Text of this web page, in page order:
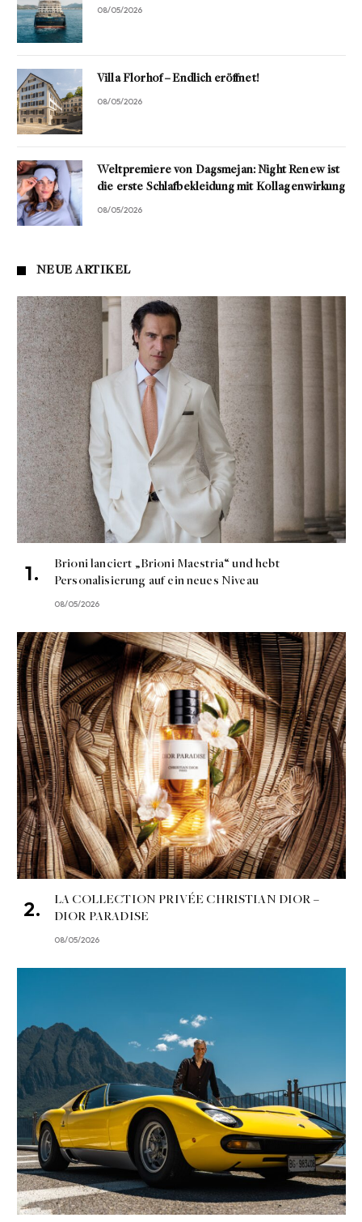
08/05/2026
Villa Florhof – Endlich eröffnet!
08/05/2026
Weltpremiere von Dagsmejan: Night Renew ist
die erste Schlafbekleidung mit Kollagenwirkung
08/05/2026
NEUE ARTIKEL
Brioni lanciert „Brioni Maestria“ und hebt
Personalisierung auf ein neues Niveau
08/05/2026
LA COLLECTION PRIVÉE CHRISTIAN DIOR –
DIOR PARADISE
08/05/2026